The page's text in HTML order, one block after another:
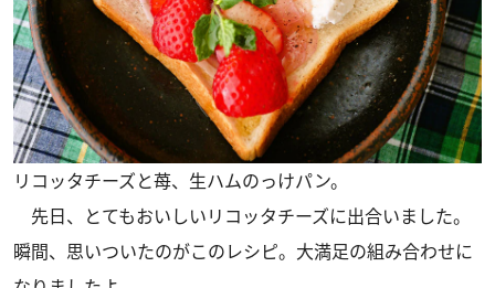
リコッタチーズと苺、生ハムのっけパン。
先日、とてもおいしいリコッタチーズに出合いました。
瞬間、思いついたのがこのレシピ。大満足の組み合わせに